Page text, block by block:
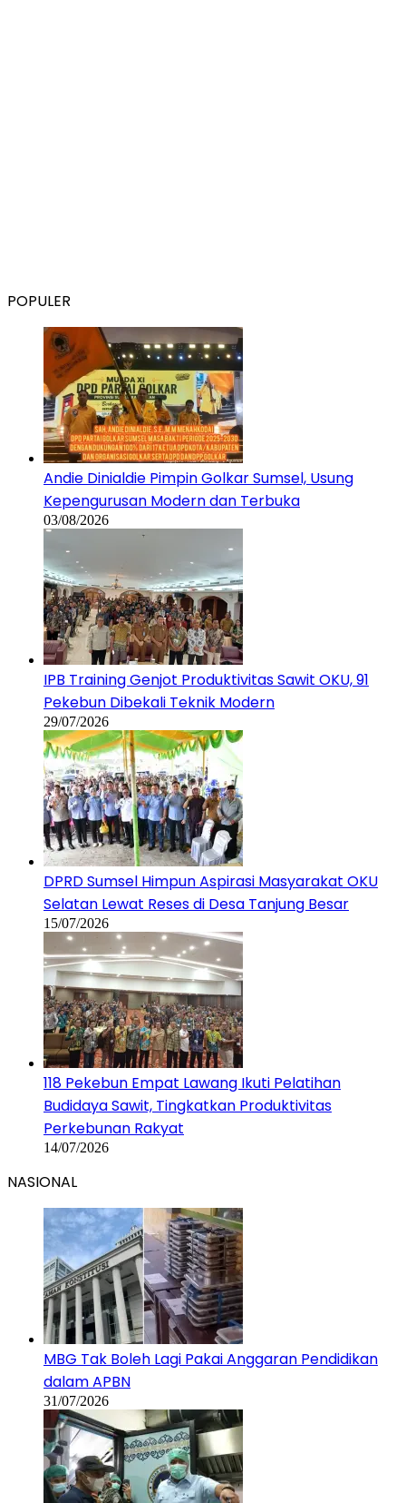
POPULER
Andie Dinialdie Pimpin Golkar Sumsel, Usung
Kepengurusan Modern dan Terbuka
03/08/2026
IPB Training Genjot Produktivitas Sawit OKU, 91
Pekebun Dibekali Teknik Modern
29/07/2026
DPRD Sumsel Himpun Aspirasi Masyarakat OKU
Selatan Lewat Reses di Desa Tanjung Besar
15/07/2026
118 Pekebun Empat Lawang Ikuti Pelatihan
Budidaya Sawit, Tingkatkan Produktivitas
Perkebunan Rakyat
14/07/2026
NASIONAL
MBG Tak Boleh Lagi Pakai Anggaran Pendidikan
dalam APBN
31/07/2026